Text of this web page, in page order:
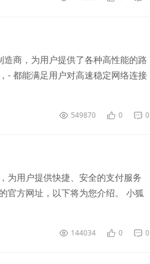
商，为用户提供了各种高性能的路
- 都能满足用户对高速稳定网络连接
549870 0 0
为用户提供快捷、安全的支付服务
官方网址，以下将为您介绍。 小狐
144034 0 0